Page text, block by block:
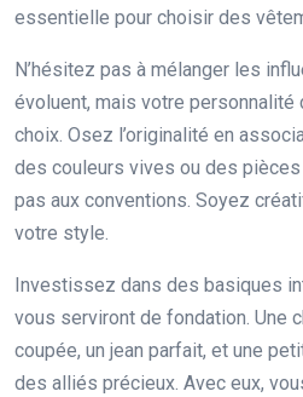
essentielle pour choisir des
N’hésitez pas à mélanger les
évoluent, mais votre
choix. Osez l’originalité en
des couleurs vives ou des
pas aux conventions. Soyez
votre style.
Investissez dans des basiques
vous serviront de fondation. Une
coupée, un jean parfait, et une
des alliés précieux. Avec eux,